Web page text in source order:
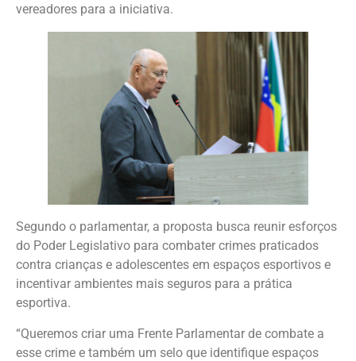
vereadores para a iniciativa.
Segundo o parlamentar, a proposta busca reunir esforços
do Poder Legislativo para combater crimes praticados
contra crianças e adolescentes em espaços esportivos e
incentivar ambientes mais seguros para a prática
esportiva.
“Queremos criar uma Frente Parlamentar de combate a
esse crime e também um selo que identifique espaços